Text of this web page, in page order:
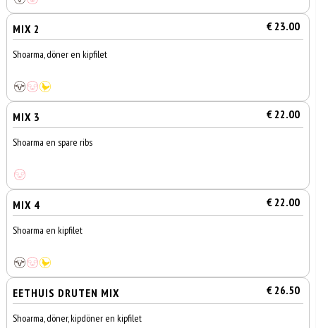
MIX 2 € 23.00
Shoarma, döner en kipfilet
MIX 3 € 22.00
Shoarma en spare ribs
MIX 4 € 22.00
Shoarma en kipfilet
EETHUIS DRUTEN MIX € 26.50
Shoarma, döner, kipdöner en kipfilet